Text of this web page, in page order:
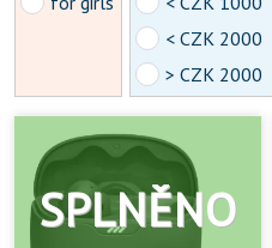
< CZK 2000
> CZK 2000